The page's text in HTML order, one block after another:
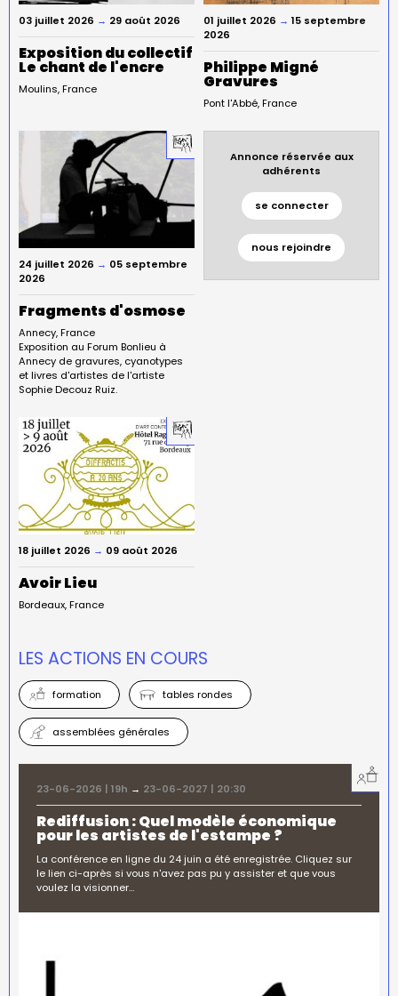
03 juillet 2026 → 29 août 2026
Exposition du collectif
Le chant de l'encre
Moulins France
01 juillet 2026 → 15 septembre
2026
Philippe Migné
Gravures
Pont l'Abbé France
24 juillet 2026 → 05 septembre
2026
Fragments d'osmose
Annecy France
Exposition au Forum Bonlieu à
Annecy de gravures, cyanotypes
et livres d'artistes de l'artiste
Sophie Decouz Ruiz.
Annonce réservée aux
adhérents
se connecter
nous rejoindre
18 juillet 2026 → 09 août 2026
Avoir Lieu
Bordeaux France
LES ACTIONS EN COURS
formation tables rondes
assemblées générales
23-06-2026 | 19h → 23-06-2027 | 20:30
Rediffusion : Quel modèle économique
pour les artistes de l'estampe ?
La conférence en ligne du 24 juin a été enregistrée. Cliquez sur
le lien ci-après si vous n'avez pas pu y assister et que vous
voulez la visionner…